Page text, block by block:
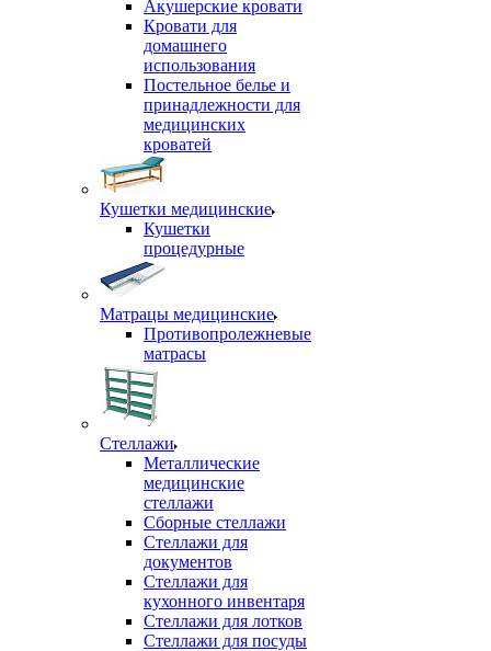
Акушерские кровати
Кровати для
домашнего
использования
Постельное белье и
принадлежности для
медицинских
кроватей
Кушетки медицинские
Кушетки
процедурные
Матрацы медицинские
Противопролежневые
матрасы
Стеллажи
Металлические
медицинские
стеллажи
Сборные стеллажи
Стеллажи для
документов
Стеллажи для
кухонного инвентаря
Стеллажи для лотков
Стеллажи для посуды